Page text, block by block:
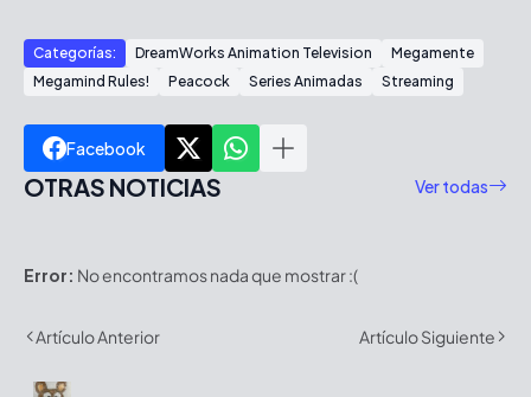
Categorías: DreamWorks Animation Television
Megamente
Megamind Rules!
Peacock Series Animadas Streaming
Facebook
OTRAS NOTICIAS Ver todas
Error: No encontramos nada que mostrar :(
Artículo Anterior Artículo Siguiente